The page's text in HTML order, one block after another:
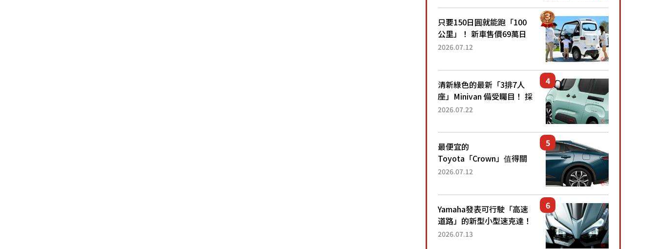
日圓就能跑100公里」「小
朋友坐得...
只要150日圓就能跑「100
公里」！ 新車售價69萬日
圓的「3人座」Trike大受歡
為何能迅速熱賣？
2026.07.12
清新綠色的最新「3排7人
座」Minivan 備受矚目！ 採
用全長4.7公尺剛剛好的車
還推出467萬元日圓起的5
人座版...
2026.07.22
最便宜的
Toyota「Crown」值得關
注！ 搭載4WD、每公升
眼！ 配備豐富、超越售價
水準，堪稱高CP值代表的
「...
2026.07.12
Yamaha發表可行駛「高速
道路」的新型小型速克達！
搭載能享受超強勁「渦輪
2026.07.13